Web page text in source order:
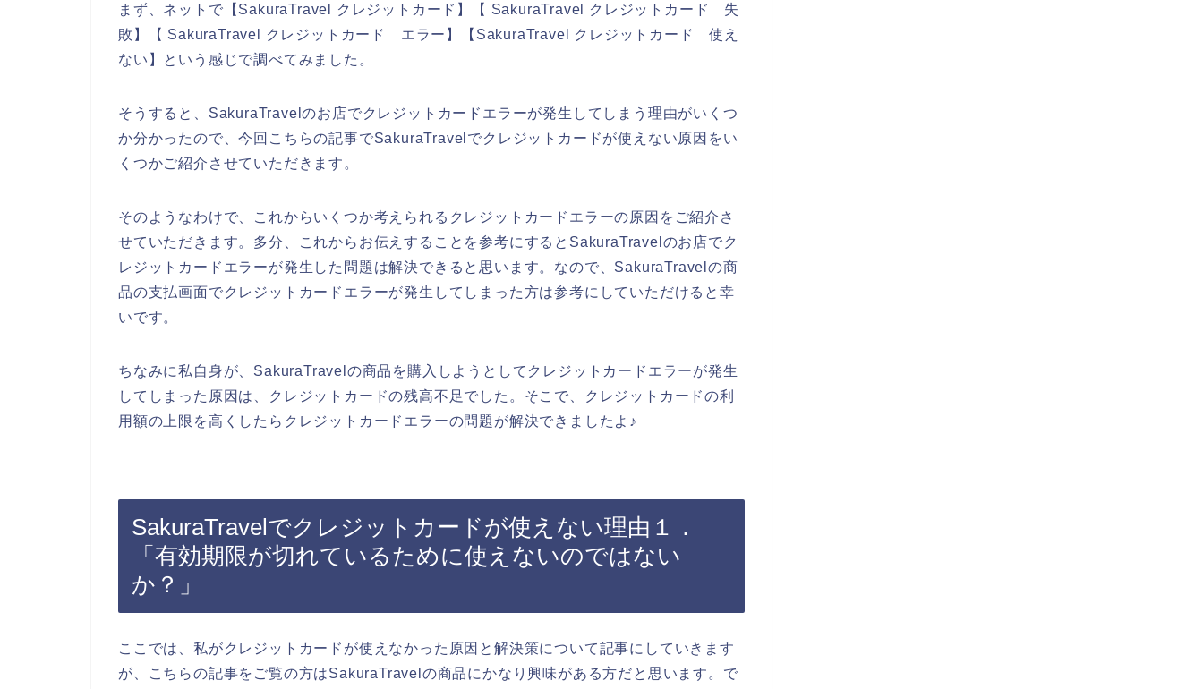
まず、ネットで【SakuraTravel クレジットカード】【 SakuraTravel クレジットカード 失
敗】【 SakuraTravel クレジットカード エラー】【SakuraTravel クレジットカード 使え
ない】という感じで調べてみました。
そうすると、SakuraTravelのお店でクレジットカードエラーが発生してしまう理由がいくつ
か分かったので、今回こちらの記事でSakuraTravelでクレジットカードが使えない原因をい
くつかご紹介させていただきます。
そのようなわけで、これからいくつか考えられるクレジットカードエラーの原因をご紹介さ
せていただきます。多分、これからお伝えすることを参考にするとSakuraTravelのお店でク
レジットカードエラーが発生した問題は解決できると思います。なので、SakuraTravelの商
品の支払画面でクレジットカードエラーが発生してしまった方は参考にしていただけると幸
いです。
ちなみに私自身が、SakuraTravelの商品を購入しようとしてクレジットカードエラーが発生
してしまった原因は、クレジットカードの残高不足でした。そこで、クレジットカードの利
用額の上限を高くしたらクレジットカードエラーの問題が解決できましたよ♪
SakuraTravelでクレジットカードが使えない理由１．
「有効期限が切れているために使えないのではない
か？」
ここでは、私がクレジットカードが使えなかった原因と解決策について記事にしていきます
が、こちらの記事をご覧の方はSakuraTravelの商品にかなり興味がある方だと思います。で